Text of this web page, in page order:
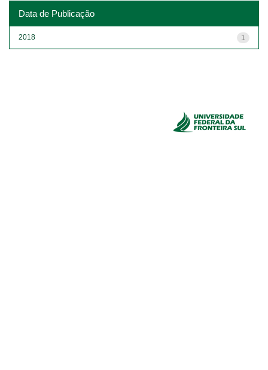
Data de Publicação
1
2018